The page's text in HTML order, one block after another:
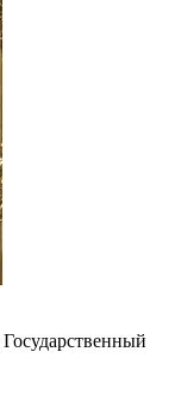
Государственный